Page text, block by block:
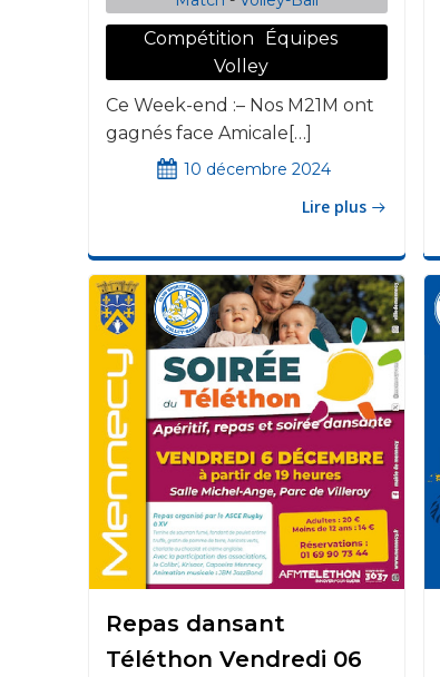
Compétition
Équipes
Volley
Ce Week-end :– Nos M21M ont
gagnés face Amicale[…]
10 décembre 2024
Lire plus
Repas dansant
Téléthon Vendredi 06